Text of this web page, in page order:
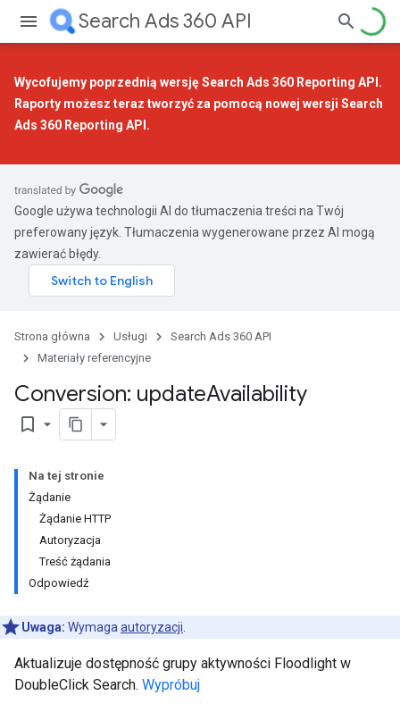
Search Ads 360 API
Wycofujemy poprzednią wersję Search Ads 360 Reporting API.
Raporty możesz teraz tworzyć za pomocą nowej wersji Search
Ads 360 Reporting API .
Google używa technologii AI do tłumaczenia treści na Twój
preferowany język. Tłumaczenia wygenerowane przez AI mogą
zawierać błędy.
Strona główna Usługi
Search Ads 360 API
Materiały referencyjne
Conversion: updateAvailability
bookmark_border
Na tej stronie
Żądanie
Żądanie HTTP
Autoryzacja
Treść żądania
Odpowiedź
Uwaga: Wymaga autoryzacji
Aktualizuje dostępność grupy aktywności Floodlight w
DoubleClick Search. Wypróbuj